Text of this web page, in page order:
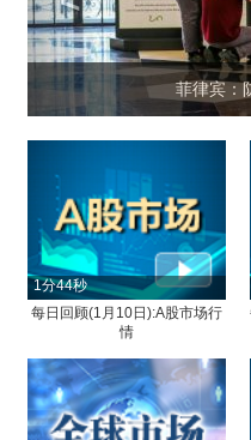
坐上火车
1分44秒
每日回顾(1月10日):A股市场行
情